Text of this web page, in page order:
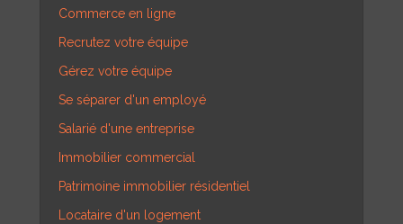
Commerce en ligne
Recrutez votre équipe
Gérez votre équipe
Se séparer d'un employé
Salarié d'une entreprise
Immobilier commercial
Patrimoine immobilier résidentiel
Locataire d'un logement